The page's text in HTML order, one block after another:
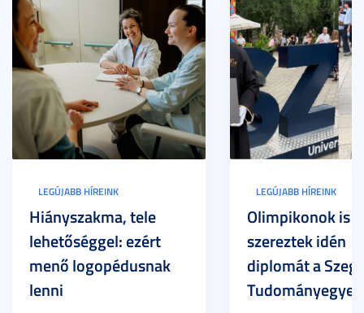
LEGÚJABB HÍREINK
Hiányszakma, tele
lehetőséggel: ezért
menő logopédusnak
lenni
LEGÚJABB HÍREINK
Olimpikonok is
szereztek idén
diplomát a